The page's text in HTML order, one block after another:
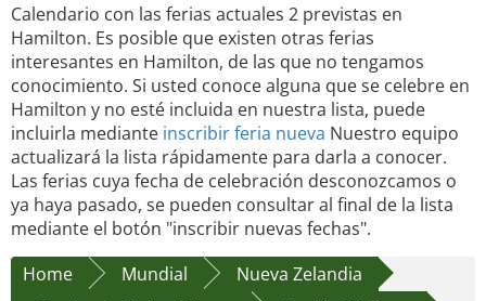
Calendario con las ferias actuales 2 previstas en
Hamilton. Es posible que existen otras ferias
interesantes en Hamilton, de las que no tengamos
conocimiento. Si usted conoce alguna que se celebre en
Hamilton y no esté incluida en nuestra lista, puede
incluirla mediante inscribir feria nueva Nuestro equipo
actualizará la lista rápidamente para darla a conocer.
Las ferias cuya fecha de celebración desconozcamos o
ya haya pasado, se pueden consultar al final de la lista
mediante el botón "inscribir nuevas fechas".
Home
Mundial
Nueva Zelandia